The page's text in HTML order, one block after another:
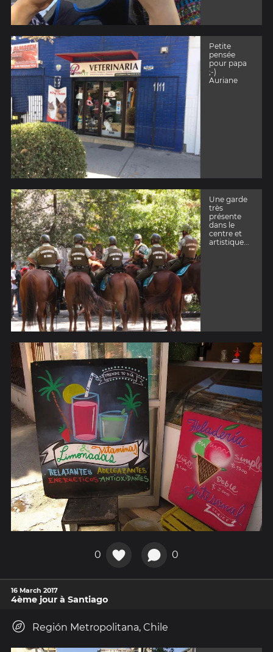
Petite
pensée
pour papa
;-)
Auriane
Une garde
très
présente
dans le
centre et
artistique...
0 0
16 March 2017
4ème jour à Santiago
Región Metropolitana, Chile